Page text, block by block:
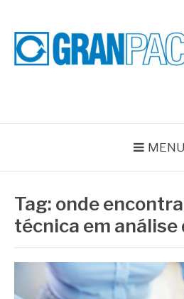
conteúdo
MENU
Tag: onde
técnica em análise